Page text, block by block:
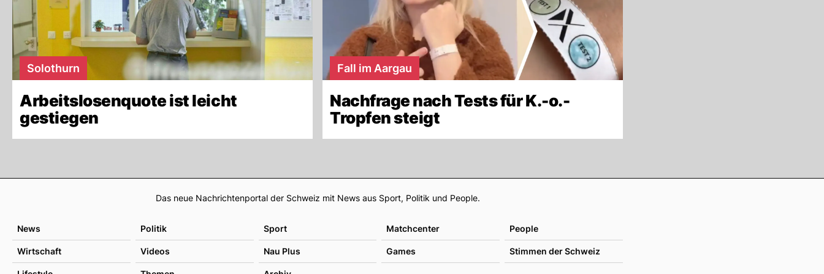
Solothurn
Arbeitslosenquote ist leicht
gestiegen
Fall im Aargau
Nachfrage nach Tests für K.-o.-
Tropfen steigt
Footer
Das neue Nachrichtenportal der Schweiz mit News aus Sport, Politik und People.
News Politik Sport Matchcenter People
Wirtschaft Videos Nau Plus Games Stimmen der Schweiz